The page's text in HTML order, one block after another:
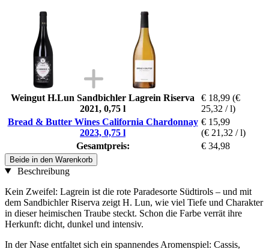
Weingut H.Lun Sandbichler Lagrein Riserva
2021, 0,75 l
€ 18,99 (€
25,32 / l)
Bread & Butter Wines California Chardonnay
2023, 0,75 l
€ 15,99
(€ 21,32 / l)
Gesamtpreis:
€ 34,98
Beide in den Warenkorb
Beschreibung
Kein Zweifel: Lagrein ist die rote Paradesorte Südtirols – und mit
dem Sandbichler Riserva zeigt H. Lun, wie viel Tiefe und Charakter
in dieser heimischen Traube steckt. Schon die Farbe verrät ihre
Herkunft: dicht, dunkel und intensiv.
In der Nase entfaltet sich ein spannendes Aromenspiel: Cassis,